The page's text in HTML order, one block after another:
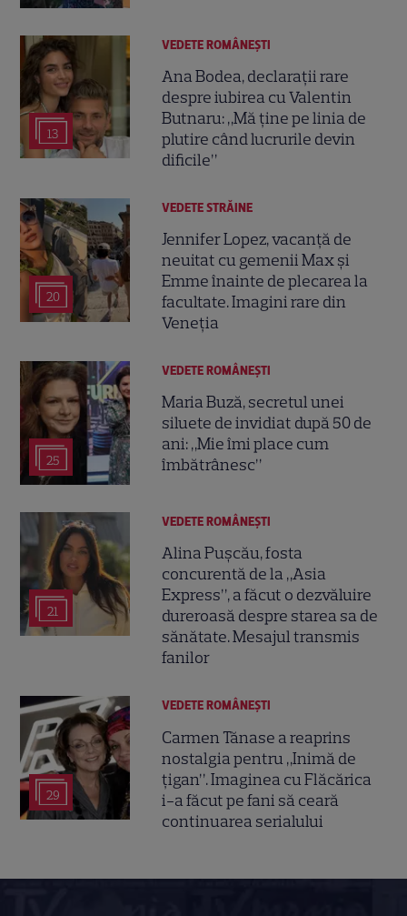
13
VEDETE ROMÂNEŞTI
Ana Bodea, declarații rare
despre iubirea cu Valentin
Butnaru: „Mă ține pe linia de
plutire când lucrurile devin
dificile”
20
VEDETE STRĂINE
Jennifer Lopez, vacanță de
neuitat cu gemenii Max și
Emme înainte de plecarea la
facultate. Imagini rare din
Veneția
25
VEDETE ROMÂNEŞTI
Maria Buză, secretul unei
siluete de invidiat după 50 de
ani: „Mie îmi place cum
îmbătrânesc”
21
VEDETE ROMÂNEŞTI
Alina Pușcău, fosta
concurentă de la „Asia
Express”, a făcut o dezvăluire
dureroasă despre starea sa de
sănătate. Mesajul transmis
fanilor
29
VEDETE ROMÂNEŞTI
Carmen Tănase a reaprins
nostalgia pentru „Inimă de
țigan”. Imaginea cu Flăcărica
i-a făcut pe fani să ceară
continuarea serialului